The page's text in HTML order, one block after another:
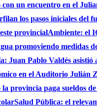
un encuentro en el
los pasos iniciales del
provincialAmbiente: el
promoviendo medidas
Juan Pablo Valdés asistió
en el Auditorio Julián
la provincia paga sueldos
Salud Pública: el